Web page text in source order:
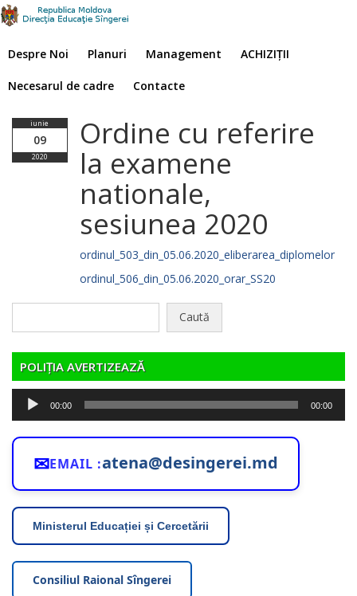
Despre Noi Planuri Management ACHIZIȚII
Necesarul de cadre Contacte
iunie
09
2020
Ordine cu referire
la examene
nationale,
sesiunea 2020
ordinul_503_din_05.06.2020_eliberarea_diplomelor
ordinul_506_din_05.06.2020_orar_SS20
POLIȚIA AVERTIZEAZĂ
Player
audio
00:00 00:00
✉EMAIL :atena@desingerei.md
Ministerul Educației și Cercetării
Consiliul Raional Sîngerei